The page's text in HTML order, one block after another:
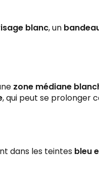
blanc, un
zone médiane
, qui peut se prolonger
dans les teintes bleu